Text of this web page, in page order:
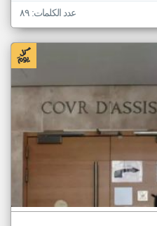
عدد الكلمات: ٨٩